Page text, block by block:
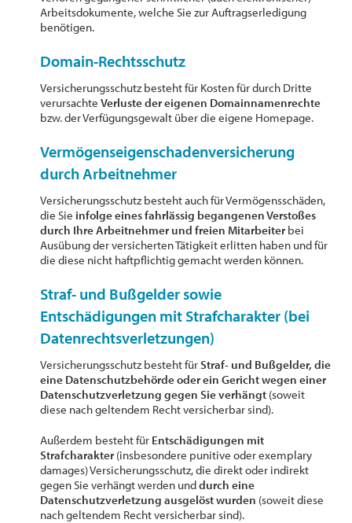
Arbeitsdokumente, welche Sie zur Auftragserledigung
benötigen.
Domain-Rechtsschutz
Versicherungsschutz besteht für Kosten für durch Dritte
verursachteVerluste der eigenen Domainnamenrechte
bzw. der Verfügungsgewalt über die eigene Homepage.
Vermögenseigenschadenversicherung
durch Arbeitnehmer
Versicherungsschutz besteht auch für Vermögensschäden,
die Sie infolge eines fahrlässig begangenen Verstoßes
durch Ihre Arbeitnehmer und freien Mitarbeiter bei
Ausübung der versicherten Tätigkeit erlitten haben und für
die diese nicht haftpflichtig gemacht werden können.
Straf- und Bußgelder sowie
Entschädigungen mit Strafcharakter (bei
Datenrechtsverletzungen)
Versicherungsschutz besteht fürStraf- und Bußgelder, die
eine Datenschutzbehörde oder ein Gericht wegen einer
Datenschutzverletzung gegen Sie verhängt (soweit
diese nach geltendem Recht versicherbar sind).
Außerdem besteht für Entschädigungen mit
Strafcharakter (insbesondere punitive oder exemplary
damages) Versicherungsschutz, die direkt oder indirekt
gegen Sie verhängt werden unddurch eine
Datenschutzverletzung ausgelöst wurden (soweit diese
nach geltendem Recht versicherbar sind).